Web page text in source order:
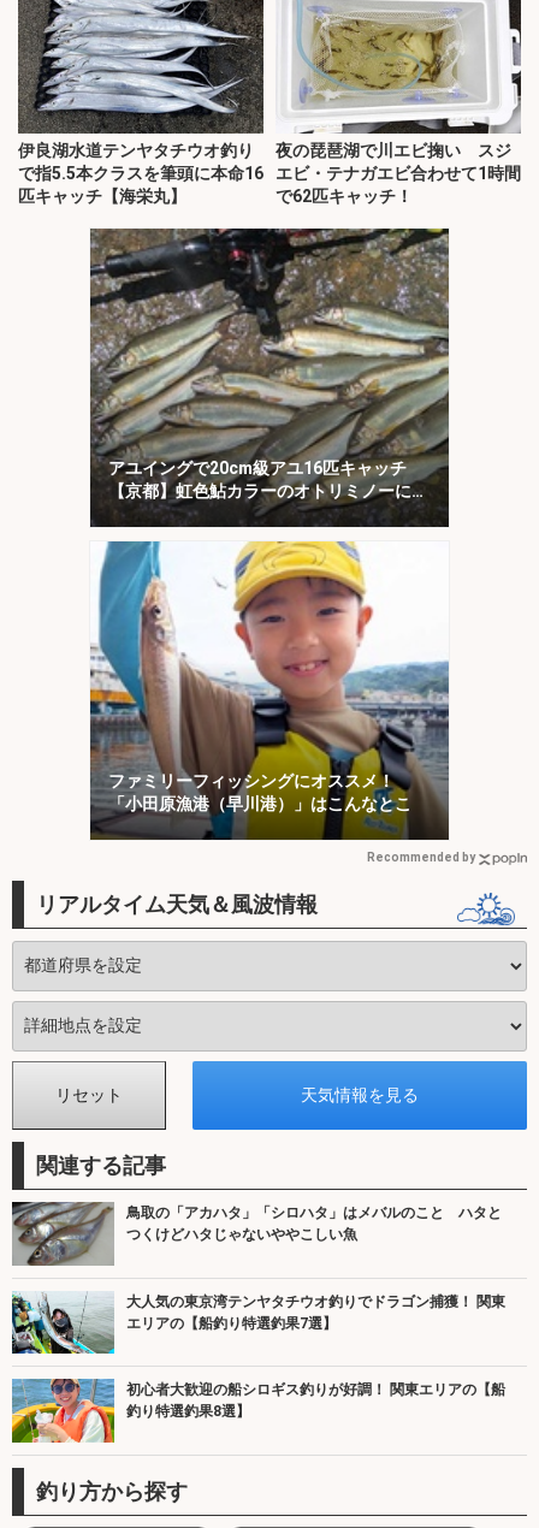
伊良湖水道テンヤタチウオ釣り
で指5.5本クラスを筆頭に本命16
匹キャッチ【海栄丸】
夜の琵琶湖で川エビ掬い スジ
エビ・テナガエビ合わせて1時間
で62匹キャッチ！
アユイングで20cm級アユ16匹キャッチ
【京都】虹色鮎カラーのオトリミノーにヒ
ット集中！
ファミリーフィッシングにオススメ！
「小田原漁港（早川港）」はこんなとこ
Recommended by
リアルタイム天気＆風波情報
関連する記事
鳥取の「アカハタ」「シロハタ」はメバルのこと ハタと
つくけどハタじゃないややこしい魚
大人気の東京湾テンヤタチウオ釣りでドラゴン捕獲！ 関東
エリアの【船釣り特選釣果7選】
初心者大歓迎の船シロギス釣りが好調！ 関東エリアの【船
釣り特選釣果8選】
釣り方から探す